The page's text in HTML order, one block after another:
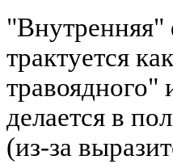
"Внутренняя"
трактуется
делается в
(из-за